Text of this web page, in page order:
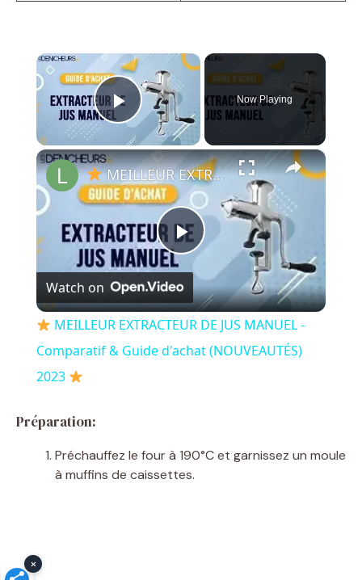
×
Play Video
Now Playing
×
P
l
a
V
MEILLEUR EXTRACTEUR DE JUS MANUEL - Comparatif & Guide d'achat (NOUVEAUTÉS) 2023
Watch on
MEILLEUR EXTRACTEUR DE JUS MANUEL -
Comparatif & Guide d'achat (NOUVEAUTÉS)
2023
Préparation:
Préchauffez le four à 190°C et garnissez un moule
à muffins de caissettes.
×